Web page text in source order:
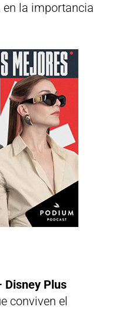
la importancia
Disney Plus
conviven el